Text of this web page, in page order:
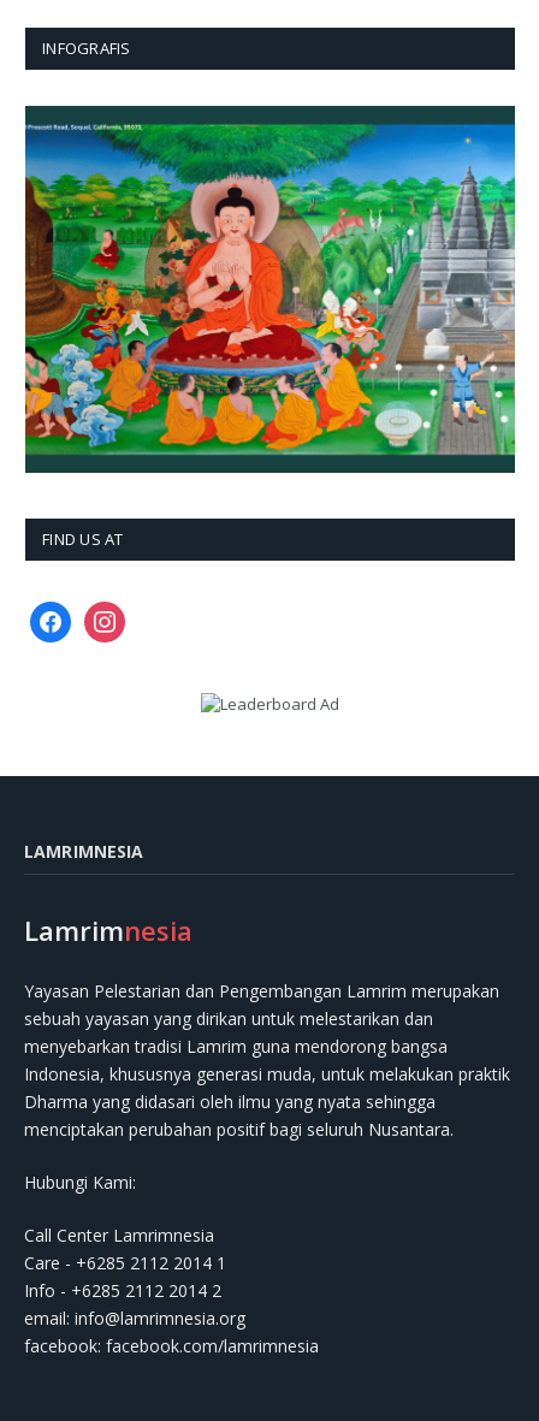
INFOGRAFIS
FIND US AT
facebookinstagram
LAMRIMNESIA
Lamrimnesia
Yayasan Pelestarian dan Pengembangan Lamrim merupakan
sebuah yayasan yang dirikan untuk melestarikan dan
menyebarkan tradisi Lamrim guna mendorong bangsa
Indonesia, khususnya generasi muda, untuk melakukan praktik
Dharma yang didasari oleh ilmu yang nyata sehingga
menciptakan perubahan positif bagi seluruh Nusantara.
Hubungi Kami:
Call Center Lamrimnesia
Care - +6285 2112 2014 1
Info - +6285 2112 2014 2
email: info@lamrimnesia.org
facebook: facebook.com/lamrimnesia